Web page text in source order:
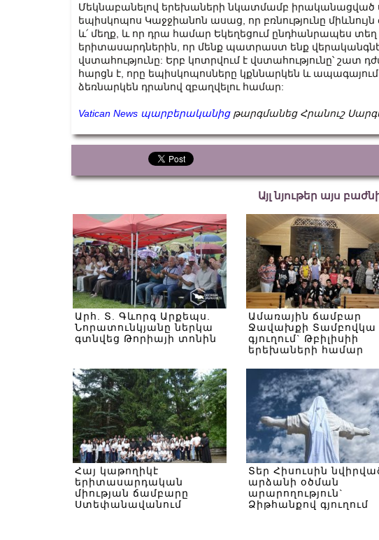
Մեկնաբանելով երեխաների նկատմամբ իրականացված
եպիսկոպոս Կաջջիանոն ասաց, որ բռնությունը
և՛ մեղք, և որ դրա համար Եկեղեցում ընդհանրապես
երիտասարդներին, որ մենք պատրաստ ենք
վստահությունը: Երբ կոտրվում է վստահությունը՝ շատ
հարցն է, որը եպիսկոպոսները կքննարկեն և
ձեռնարկեն դրանով զբաղվելու համար:
Vatican News պարբերականից թարգմանեց Հրանուշ
Այլ նյութեր այս
Արհ. Տ. Գևորգ Արքեպս.
Նորատունկյանը ներկա
գտնվեց Թորիայի տոնին
Ամառային ճամբար
Ջավախքի Տամբովկա
գյուղում` Թբիլիսիի
երեխաների համար
Հայ կաթողիկէ
երիտասարդական
միության ճամբարը
Ստեփանավանում
Տեր Հիսուսին
արձանի օծման
արարողություն`
Ձիթհանքով գյուղում